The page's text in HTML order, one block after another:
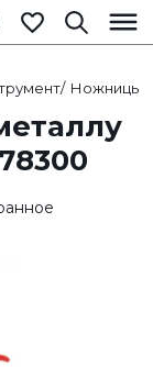
/ Ножницы